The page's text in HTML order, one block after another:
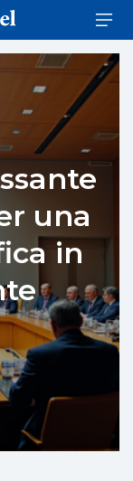
una
in